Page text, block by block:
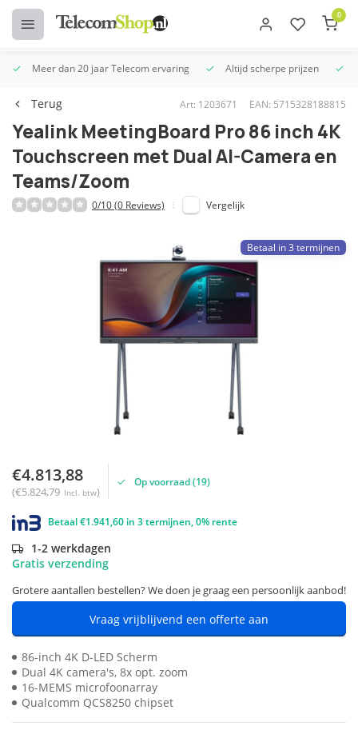
0
Meer dan 20 jaar Telecom ervaring Altijd scherpe prijzen
Terug Art: 1203671 EAN: 5715328188815
Yealink MeetingBoard Pro 86 inch 4K
Touchscreen met Dual AI-Camera en
Teams/Zoom
0/10 (0 Reviews) Vergelijk
Betaal in 3 termijnen
€4.813,88
(€5.824,79 Incl. btw)
Op voorraad (19)
Betaal €1.941,60 in 3 termijnen, 0% rente
1-2 werkdagen
Gratis verzending
Grotere aantallen bestellen? We doen je graag een persoonlijk aanbod!
Vraag vrijblijvend een offerte aan
86-inch 4K D-LED Scherm
Dual 4K camera's, 8x opt. zoom
16-MEMS microfoonarray
Qualcomm QCS8250 chipset